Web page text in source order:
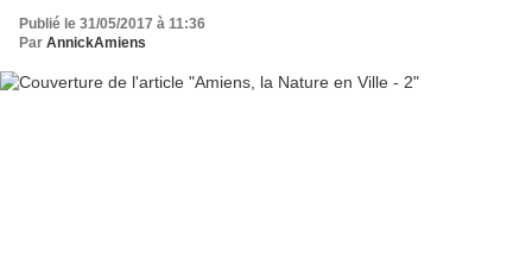
Publié le 31/05/2017 à 11:36
Par AnnickAmiens